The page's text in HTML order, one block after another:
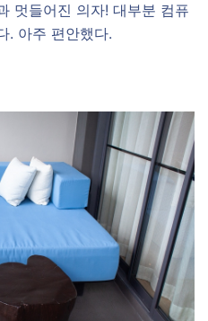
멋들어진 의자! 대부분 컴퓨
. 아주 편안했다.